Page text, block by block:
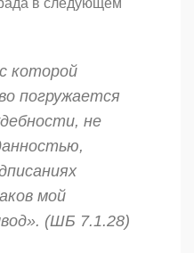
которой
погружается
не
мой
(ШБ 7.1.28)